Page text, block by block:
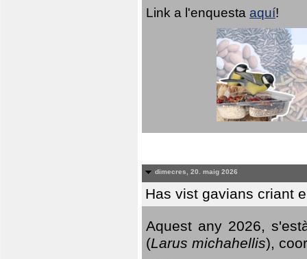
Link a l'enquesta aquí!
dimecres, 20. maig 2026
Has vist gavians criant
Aquest any 2026,
(Larus michahellis),